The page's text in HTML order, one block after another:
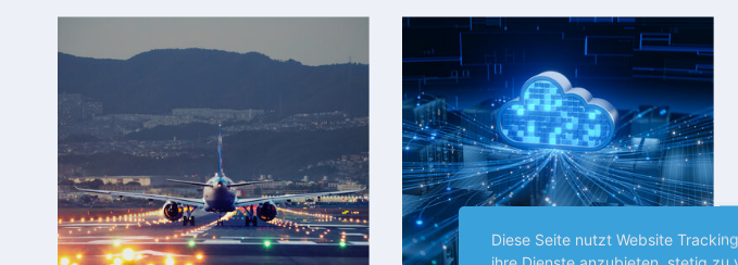
Premium
Diese Seite nutzt Website
ihre Dienste anzubieten, stetig zu